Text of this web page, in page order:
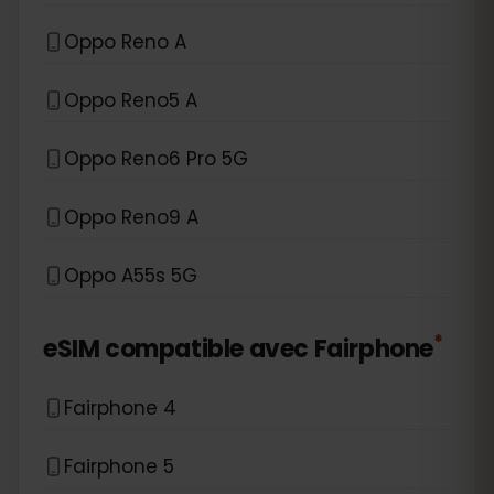
Oppo Reno A
Oppo Reno5 A
Oppo Reno6 Pro 5G
Oppo Reno9 A
Oppo A55s 5G
eSIM compatible avec Fairphone*
Fairphone 4
Fairphone 5